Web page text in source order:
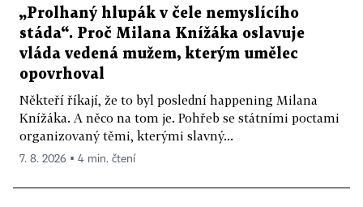
„Prolhaný hlupák v čele nemyslícího
stáda“. Proč Milana Knížáka oslavuje
vláda vedená mužem, kterým umělec
opovrhoval
Někteří říkají, že to byl poslední happening Milana
Knížáka. A něco na tom je. Pohřeb se státními poctami
organizovaný těmi, kterými slavný...
7. 8. 2026 ▪ 4 min. čtení